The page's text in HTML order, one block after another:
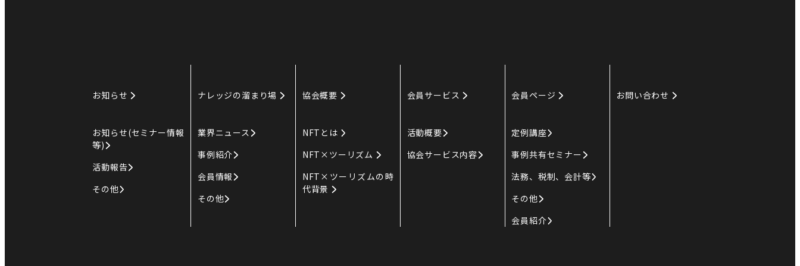
お知らせ
お知らせ(セミナー情報
等)
活動報告
その他
ナレッジの溜まり場
業界ニュース
事例紹介
会員情報
その他
協会概要
NFTとは
NFT×ツーリズム
NFT×ツーリズムの時
代背景
会員サービス
活動概要
協会サービス内容
会員ページ
定例講座
事例共有セミナー
法務、税制、会計等
その他
会員紹介
お問い合わせ